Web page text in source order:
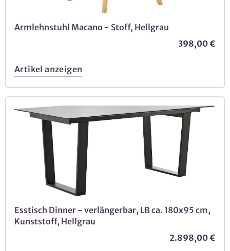
Armlehnstuhl Macano - Stoff, Hellgrau
398,00 €
Artikel anzeigen
Esstisch Dinner - verlängerbar, LB ca. 180x95 cm,
Kunststoff, Hellgrau
2.898,00 €